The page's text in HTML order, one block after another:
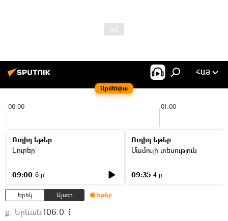
Արմենիա
ՀԱՅ
00:00 01:00
Ուղիղ եթեր
Լուրեր
09:00 6 ր
Ուղիղ եթեր
Մամուլի տեսություն
09:35 4 ր
Երեկ Այսօր Եթեր
ք. Երևան 106.0